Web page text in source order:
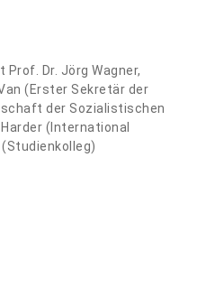
Prof. Dr. Jörg Wagner,
(Erster Sekretär der
der Sozialistischen
(International